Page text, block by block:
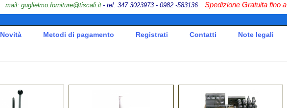
mail: guglielmo.forniture@tiscali.it - tel. 347 3023973 - 0982 -583136 Spedizione Gratuita fino a
Novità Metodi di pagamento Registrati Contatti Note legali